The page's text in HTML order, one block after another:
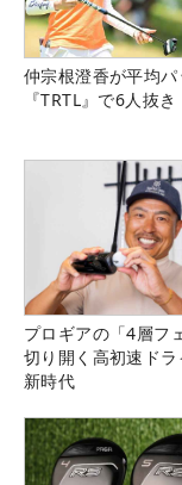
仲宗根澄香が平均パ
『TRTL』で6人抜き
プロギアの「4層フ
切り開く高初速ド
新時代